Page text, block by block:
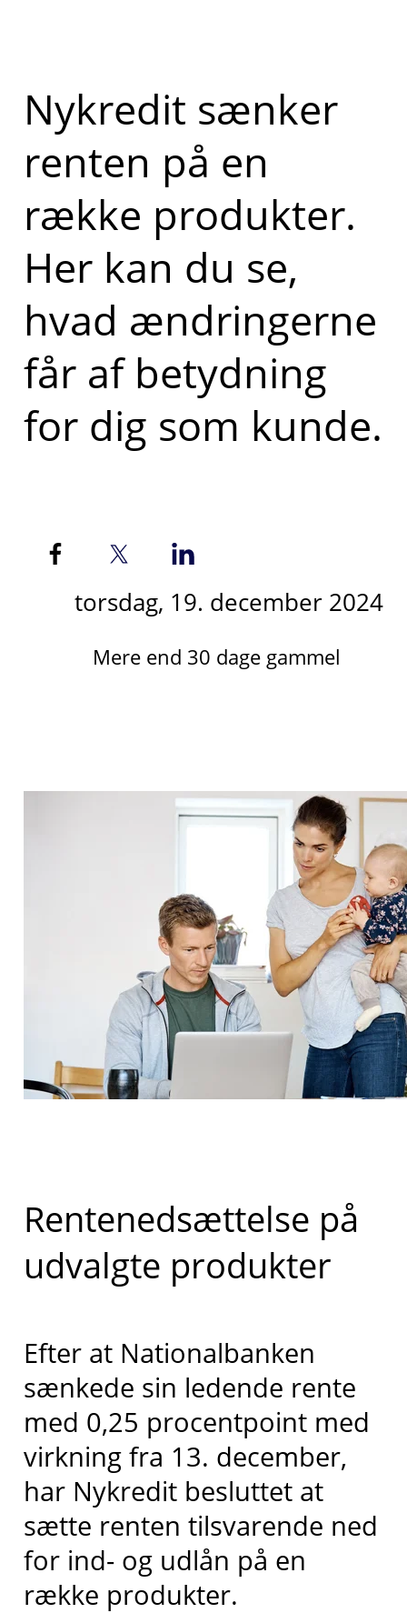
Nykredit sænker
renten på en
række produkter.
Her kan du se,
hvad ændringerne
får af betydning
for dig som kunde.
torsdag, 19. december 2024
Mere end 30 dage gammel
Rentenedsættelse på
udvalgte produkter
Efter at Nationalbanken
sænkede sin ledende rente
med 0,25 procentpoint med
virkning fra 13. december,
har Nykredit besluttet at
sætte renten tilsvarende ned
for ind- og udlån på en
række produkter.